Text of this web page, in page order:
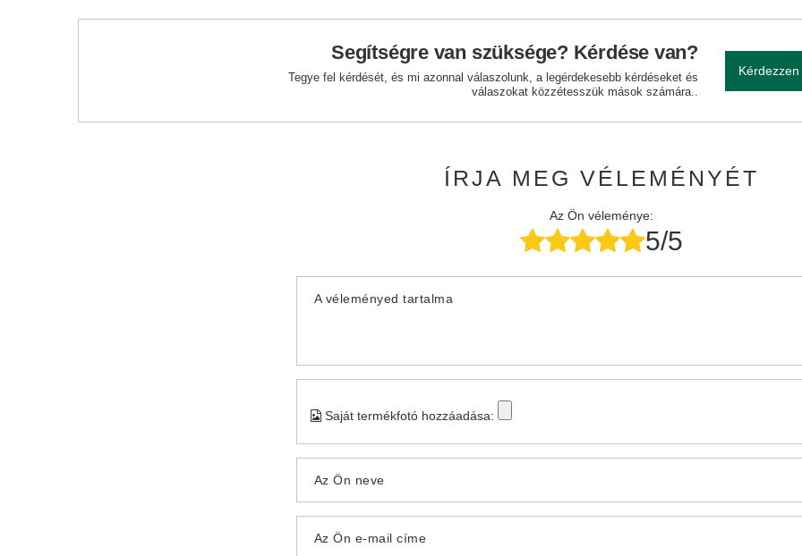
Segítségre van szüksége? Kérdése van?
Tegye fel kérdését, és mi azonnal válaszolunk, a legérdekesebb kérdéseket és
válaszokat közzétesszük mások számára..
Kérdezzen
ÍRJA MEG VÉLEMÉNYÉT
Az Ön véleménye:
5/5
A véleményed tartalma
Saját termékfotó hozzáadása:
Az Ön neve
Az Ön e-mail címe